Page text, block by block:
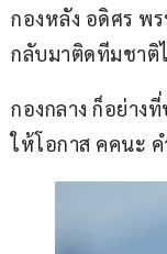
กองหลัง อดิศร พ
กลับมาติดทีมชาติ
กองกลาง ก็อย่าง
ให้โอกาส คคนะ ค